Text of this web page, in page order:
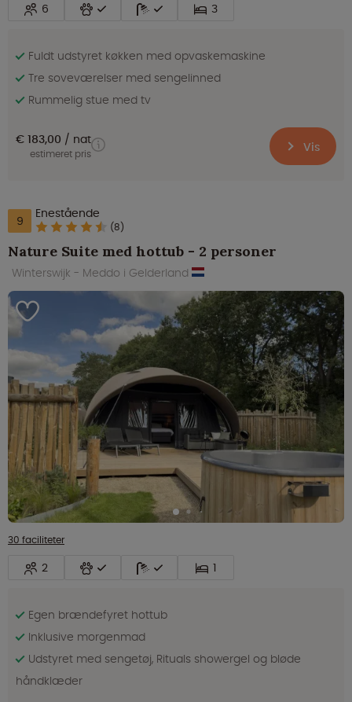
6 3
Fuldt udstyret køkken med opvaskemaskine
Tre soveværelser med sengelinned
Rummelig stue med tv
€ 183,00 nat
estimeret pris Vis
9 Enestående
(8)
Nature Suite med hottub - 2 personer
Winterswijk - Meddo i Gelderland
30 faciliteter
2 1
Egen brændefyret hottub
Inklusive morgenmad
Udstyret med sengetøj, Rituals showergel og bløde
håndklæder